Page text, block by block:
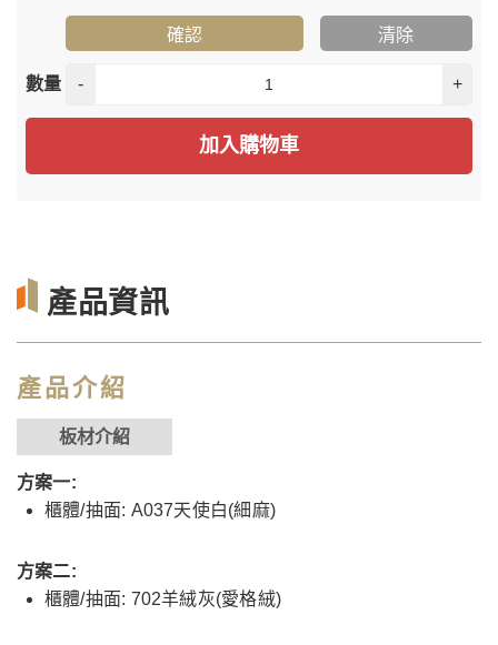
確認 清除
數量 - +
加入購物車
產品資訊
產品介紹
板材介紹
方案一:
櫃體/抽面: A037天使白(細麻)
方案二:
櫃體/抽面: 702羊絨灰(愛格絨)